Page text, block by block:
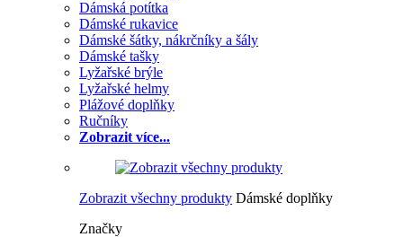
Dámská potítka
Dámské rukavice
Dámské šátky, nákrčníky a šály
Dámské tašky
Lyžařské brýle
Lyžařské helmy
Plážové doplňky
Ručníky
Zobrazit více...
Zobrazit všechny produkty Dámské doplňky
Značky